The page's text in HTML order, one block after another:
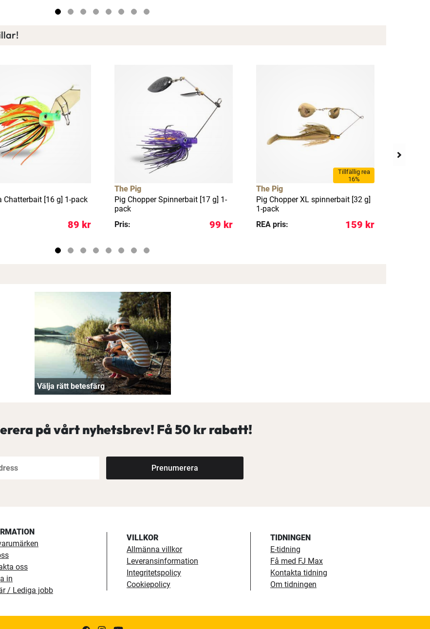
Chatterbait [16 g] 1-pack
89 kr
The Pig
Pig Chopper Spinnerbait [17 g] 1-
pack
Pris:
99 kr
Tillfällig rea
16%
The Pig
Pig Chopper XL spinnerbait [32 g]
1-pack
REA pris:
159 kr
Välja rätt betesfärg
på vårt nyhetsbrev! Få50 kr rabatt!
Prenumerera
oss
in
/ Lediga jobb
VILLKOR
Allmänna villkor
Leveransinformation
Integritetspolicy
Cookiepolicy
TIDNINGEN
E-tidning
Få med FJ Max
Kontakta tidning
Om tidningen